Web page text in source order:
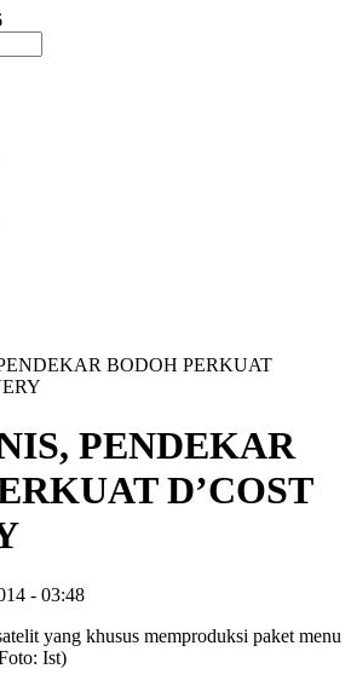
BODOH PERKUAT
PENDEKAR
D’COST
- 03:48